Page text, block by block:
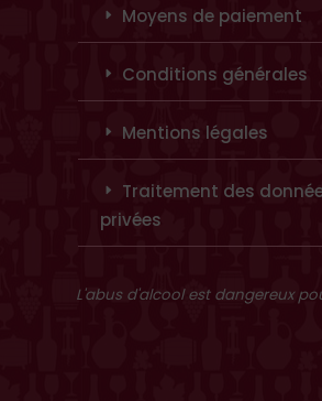
Moyens de paiement
Conditions générales
Mentions légales
Traitement des
privées
L'abus d'alcool est dangereux